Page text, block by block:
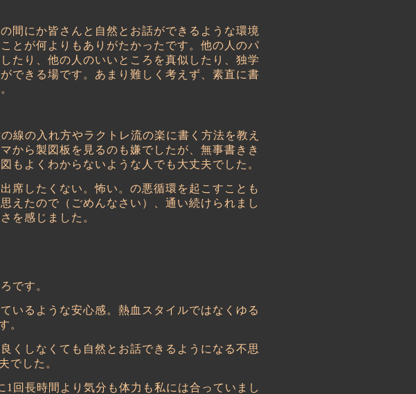
間にか皆さんと自然とお話ができるような環境
とが何よりもありがたかったです。他の人のパ
たり、他の人のいいところを真似したり、独学
できる場です。あまり難しく考えず、素直に書
線の入れ方やラクトレ流の楽に書く方法を教え
から製図板を見るのも嫌でしたが、無事書きき
もよくわからないような人でも大丈夫でした。
席したくない。怖い。の悪循環を起こすことも
えたので（ごめんなさい）、通い続けられまし
を感じました。
です。
いるような安心感。熱血スタイルではなくゆる
。
くしなくても自然とお話できるようになる不思
でした。
1 回長時間より気分も体力も私には合っていまし